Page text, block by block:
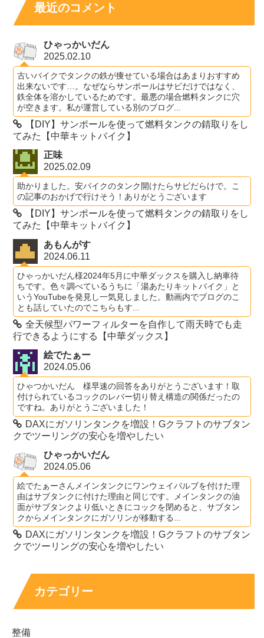
最近のコメント
ひゃっかいだん
2025.02.10
古いバイクでタンクの鉄が痩せている場合はあまりおすすめ
出来ないです…。なぜならサンポールはサビだけではなく、
鉄全体を溶かしているためです。最悪の場合燃料タンクに穴
が空きます。私が運営している別のブログ...
【DIY】サンポールを使って燃料タンクの錆取りをし
てみた【中華キットバイク】
正味
2025.02.09
助かりました。安バイクのタンク開けたらサビだらけで。こ
の記事のおかげで行けそう！ありがとうございます
【DIY】サンポールを使って燃料タンクの錆取りをし
てみた【中華キットバイク】
あもんがす
2024.06.11
ひゃっかいだん様2024年5月に中華ダックスを購入し納車待
ちです。色々調べているうちに「湯あたりキットバイク」と
いうYouTubeを発見し一気見しました。動画内でブログのこ
とも話していたのでこちらもす...
全天候型パワーフィルターを自作して雨天時でも走
行できるようにする【中華ダックス】
絵でたぁー
2024.05.06
ひゃつかいだん 様早速の回答をありがとうございます！取
付けられているコックのレバー切り替え構造の関係だったの
ですね。ありがとうございました！
DAXにガソリンタンクを増設！Gクラフトのサブタン
クでツーリングの安心を増やしたい
ひゃっかいだん
2024.05.06
絵でたぁーさんメインタンクにワンウェイバルブを付けた理
由はサブタンクに付けた理由と同じです。メインタンクの油
面がサブタンクより低いときにコックを閉めると、サブタン
クからメインタンクにガソリンが移動する...
DAXにガソリンタンクを増設！Gクラフトのサブタン
クでツーリングの安心を増やしたい
カテゴリー
整備